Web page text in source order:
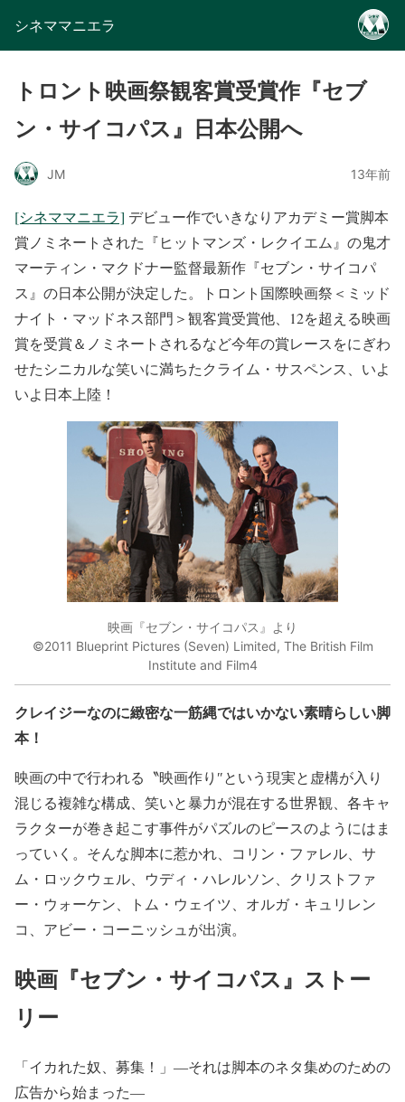
シネママニエラ
トロント映画祭観客賞受賞作『セブ
ン・サイコパス』日本公開へ
JM 13年前
[シネママニエラ] デビュー作でいきなりアカデミー賞脚本
賞ノミネートされた『ヒットマンズ・レクイエム』の鬼才
マーティン・マクドナー監督最新作『セブン・サイコパ
ス』の日本公開が決定した。トロント国際映画祭＜ミッド
ナイト・マッドネス部門＞観客賞受賞他、12を超える映画
賞を受賞＆ノミネートされるなど今年の賞レースをにぎわ
せたシニカルな笑いに満ちたクライム・サスペンス、いよ
いよ日本上陸！
映画『セブン・サイコパス』より
©2011 Blueprint Pictures (Seven) Limited, The British Film
Institute and Film4
クレイジーなのに緻密な一筋縄ではいかない素晴らしい脚
本！
映画の中で行われる〝映画作り″という現実と虚構が入り
混じる複雑な構成、笑いと暴力が混在する世界観、各キャ
ラクターが巻き起こす事件がパズルのピースのようにはま
っていく。そんな脚本に惹かれ、コリン・ファレル、サ
ム・ロックウェル、ウディ・ハレルソン、クリストファ
ー・ウォーケン、トム・ウェイツ、オルガ・キュリレン
コ、アビー・コーニッシュが出演。
映画『セブン・サイコパス』ストー
リー
「イカれた奴、募集！」―それは脚本のネタ集めのための
広告から始まった―